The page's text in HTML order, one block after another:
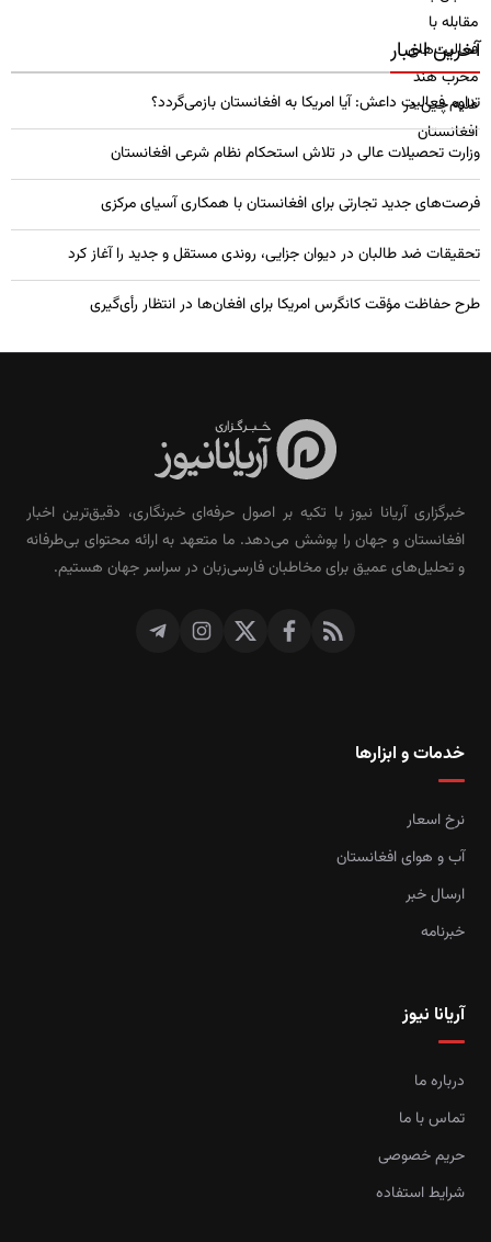
آخرین اخبار
تداوم فعالیت داعش: آیا امریکا به افغانستان بازمی‌گردد؟
وزارت تحصیلات عالی در تلاش استحکام نظام شرعی افغانستان
فرصت‌های جدید تجارتی برای افغانستان با همکاری آسیای مرکزی
تحقیقات ضد طالبان در دیوان جزایی، روندی مستقل و جدید را آغاز کرد
طرح حفاظت مؤقت کانگرس امریکا برای افغان‌ها در انتظار رأی‌گیری
خبرگزاری آریانا نیوز با تکیه بر اصول حرفه‌ای خبرنگاری، دقیق‌ترین اخبار
افغانستان و جهان را پوشش می‌دهد. ما متعهد به ارائه محتوای بی‌طرفانه
و تحلیل‌های عمیق برای مخاطبان فارسی‌زبان در سراسر جهان هستیم.
خدمات و ابزارها
نرخ اسعار
آب و هوای افغانستان
ارسال خبر
خبرنامه
آریانا نیوز
درباره ما
تماس با ما
حریم خصوصی
شرایط استفاده